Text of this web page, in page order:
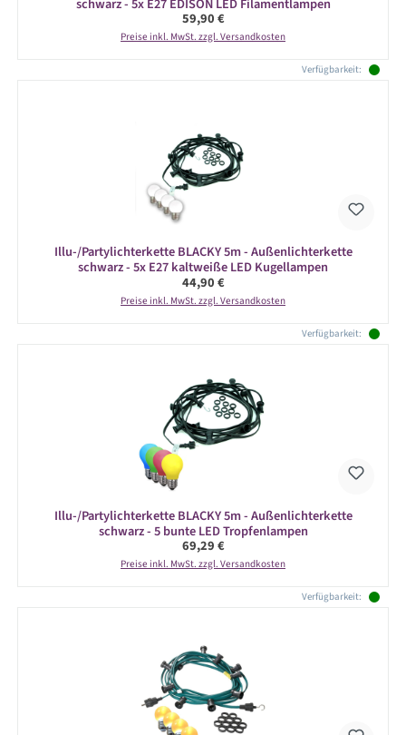
schwarz - 5x E27 EDISON LED Filamentlampen
Regulärer Preis:
59,90 €
Preise inkl. MwSt. zzgl. Versandkosten
Verfügbarkeit:
Illu-/Partylichterkette BLACKY 5m - Außenlichterkette
schwarz - 5x E27 kaltweiße LED Kugellampen
Regulärer Preis:
44,90 €
Preise inkl. MwSt. zzgl. Versandkosten
Verfügbarkeit:
Illu-/Partylichterkette BLACKY 5m - Außenlichterkette
schwarz - 5 bunte LED Tropfenlampen
Regulärer Preis:
69,29 €
Preise inkl. MwSt. zzgl. Versandkosten
Verfügbarkeit: